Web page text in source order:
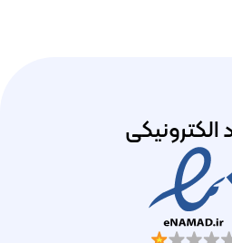
الکترونیکی